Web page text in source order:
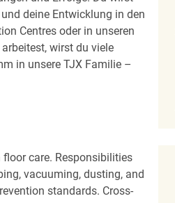
deine Entwicklung in den
Centres oder in unseren
wirst du viele
in unsere TJX Familie –
care. Responsibilities
vacuuming, dusting, and
standards. Cross-